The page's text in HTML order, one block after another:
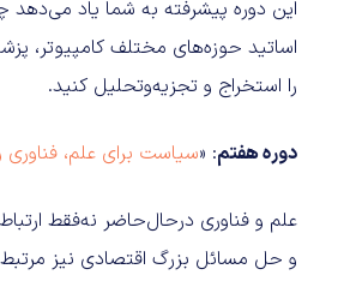
این دوره پیشرفته به شما یاد می‌دهد
اساتید حوزه‌های مختلف کامپیوتر،
را استخراج و تجزیه‌وتحلیل کنید.
دوره هفتم: «سیاست برای علم، فناوری
علم و فناوری درحال‌حاضر نه‌فقط
و حل مسائل بزرگ اقتصادی نیز